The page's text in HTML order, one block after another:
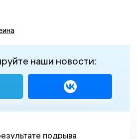
наши новости:
подрыва